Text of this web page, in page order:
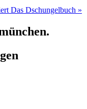
Das Dschungelbuch »